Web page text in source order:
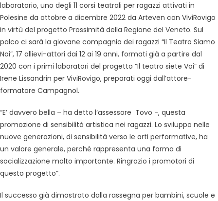
laboratorio, uno degli 11 corsi teatrali per ragazzi attivati in
Polesine da ottobre a dicembre 2022 da Arteven con ViviRovigo
in virtù del progetto Prossimità della Regione del Veneto. Sul
palco ci sarà la giovane compagnia dei ragazzi “Il Teatro Siamo
Noi”, 17 allievi-attori dai 12 ai 19 anni, formati già a partire dal
2020 con i primi laboratori del progetto “Il teatro siete Voi” di
Irene Lissandrin per ViviRovigo, preparati oggi dall’attore-
formatore Campagnol.
“E’ davvero bella – ha detto l’assessore Tovo -, questa
promozione di sensibilità artistica nei ragazzi. Lo sviluppo nelle
nuove generazioni, di sensibilità verso le arti performative, ha
un valore generale, perché rappresenta una forma di
socializzazione molto importante. Ringrazio i promotori di
questo progetto”.
Il successo già dimostrato dalla rassegna per bambini, scuole e